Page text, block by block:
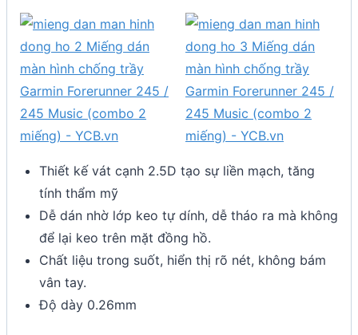
Thiết kế vát cạnh 2.5D tạo sự liền mạch, tăng
tính thẩm mỹ
Dễ dán nhờ lớp keo tự dính, dễ tháo ra mà không
để lại keo trên mặt đồng hồ.
Chất liệu trong suốt, hiển thị rõ nét, không bám
vân tay.
Độ dày 0.26mm